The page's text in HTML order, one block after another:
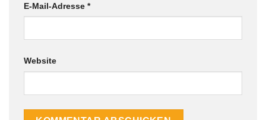
E-Mail-Adresse *
Website